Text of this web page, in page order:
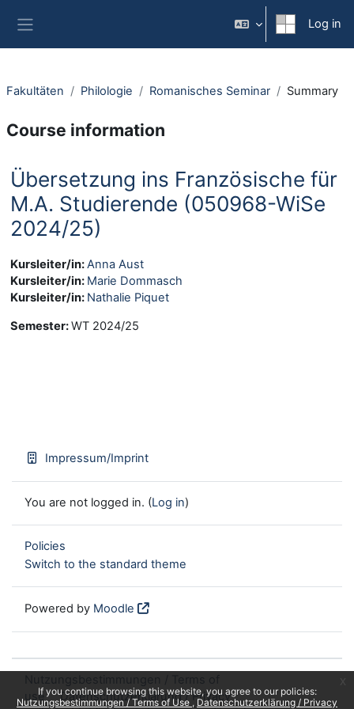
If you continue browsing this website, you agree to our policies:
Nutzungsbestimmungen / Terms of Use
Datenschutzerklärung / Privacy
Log in
Fakultäten Philologie Romanisches Seminar Summary
Course information
Übersetzung ins Französische für
M.A. Studierende (050968-WiSe
2024/25)
Kursleiter/in:Anna Aust
Kursleiter/in: Marie Dommasch
Kursleiter/in: Nathalie Piquet
Semester:WT 2024/25
Impressum/Imprint
You are not logged in. (Log in)
Policies
Switch to the standard theme
Powered by Moodle
use
Datenschutzerklärung / Privacy